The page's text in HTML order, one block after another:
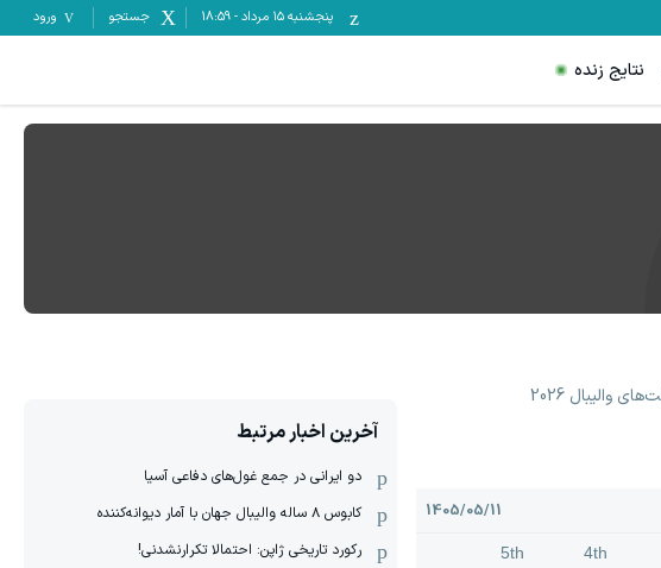
پنجشنبه ۱۵ مرداد -
18:59 جستجو ورود
نتایج زنده
1405/05/11
4th
5th
آخرین اخبار مرتبط
دو ایرانی در جمع غول‌های دفاعی آسیا
کابوس ۸ ساله والیبال جهان با آمار دیوانه‌کننده
رکورد تاریخی ژاپن: احتمالا تکرارنشدنی!